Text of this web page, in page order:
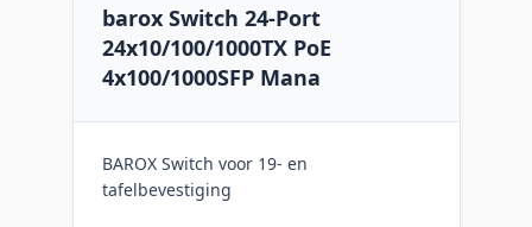
barox Switch 24-Port
24x10/100/1000TX PoE
4x100/1000SFP Mana
BAROX Switch voor 19- en
tafelbevestiging